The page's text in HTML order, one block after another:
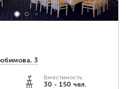
3
Вместимость:
30 - 150 чел.